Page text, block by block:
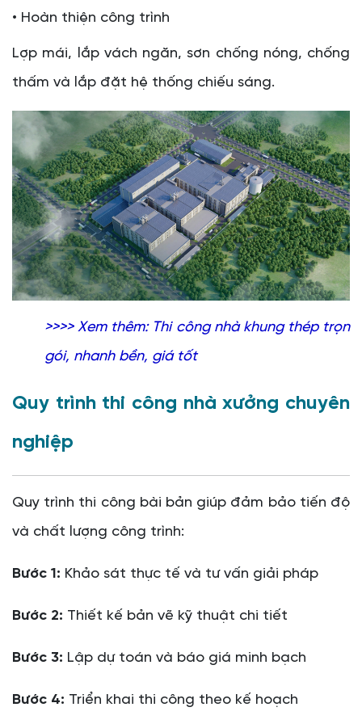
• Hoàn thiện công trình
Lợp mái, lắp vách ngăn, sơn chống nóng, chống
thấm và lắp đặt hệ thống chiếu sáng.
>>>> Xem thêm:Thi công nhà khung thép trọn
gói, nhanh bền, giá tốt
Quy trình thi công nhà xưởng chuyên
nghiệp
Quy trình thi công bài bản giúp đảm bảo tiến độ
và chất lượng công trình:
Bước 1: Khảo sát thực tế và tư vấn giải pháp
Bước 2: Thiết kế bản vẽ kỹ thuật chi tiết
Bước 3: Lập dự toán và báo giá minh bạch
Bước 4: Triển khai thi công theo kế hoạch